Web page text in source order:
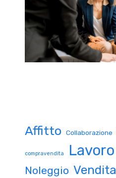
Affitto Collaborazione
compravendita Lavoro
Noleggio Vendita